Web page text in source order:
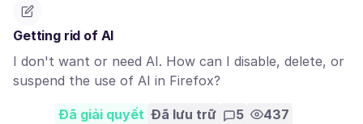
Getting rid of AI
I don't want or need AI. How can I disable, delete, or
suspend the use of AI in Firefox?
Đã giải quyết Đã lưu trữ 5 437